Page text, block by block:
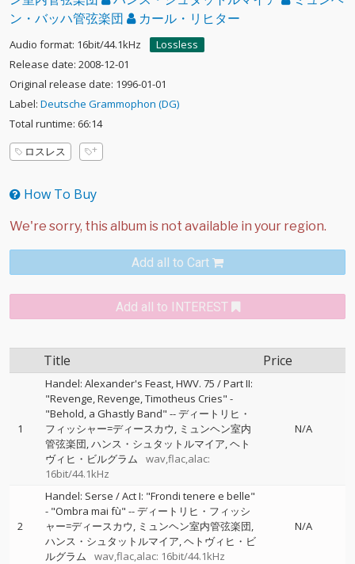
ン・バッハ管弦楽団
カール・リヒター
Audio format: 16bit/44.1kHz
Lossless
Release date: 2008-12-01
Original release date: 1996-01-01
Label: Deutsche Grammophon (DG)
Total runtime: 66:14
ロスレス
How To Buy
Add all to Cart
Add all to INTEREST
Title Price
1
Handel: Alexander's Feast, HWV. 75 / Part II:
"Revenge, Revenge, Timotheus Cries" -
"Behold, a Ghastly Band" --ディートリヒ・
フィッシャー=ディースカウ
ミュンヘン室内
管弦楽団 ハンス・シュタットルマイア ヘト
ヴィヒ・ビルグラム
wav,flac,alac:
16bit/44.1kHz
N/A
2
Handel: Serse / Act I: "Frondi tenere e belle"
- "Ombra mai fù" --ディートリヒ・フィッシ
ャー=ディースカウ
ミュンヘン室内管弦楽団
ハンス・シュタットルマイア ヘトヴィヒ・ビ
ルグラム
wav,flac,alac: 16bit/44.1kHz
N/A